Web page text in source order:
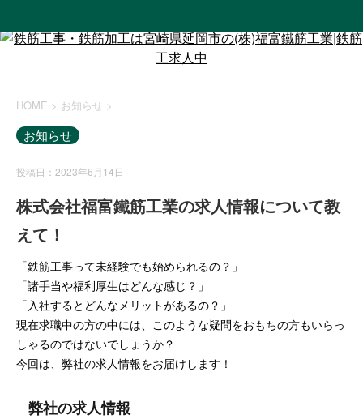
HOME > お知らせ >
お知らせ
投稿日：2023年6月14日
株式会社福富鐵筋工業の求人情報について教
えて！
「鉄筋工事って未経験でも始められるの？」
「諸手当や福利厚生はどんな感じ？」
「入社するとどんなメリットがあるの？」
現在求職中の方の中には、このような疑問をおもちの方もいらっ
しゃるのではないでしょうか？
今回は、弊社の求人情報をお届けします！
弊社の求人情報